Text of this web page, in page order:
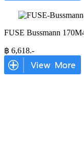
FUSE Bussmann
฿ 6,618.-